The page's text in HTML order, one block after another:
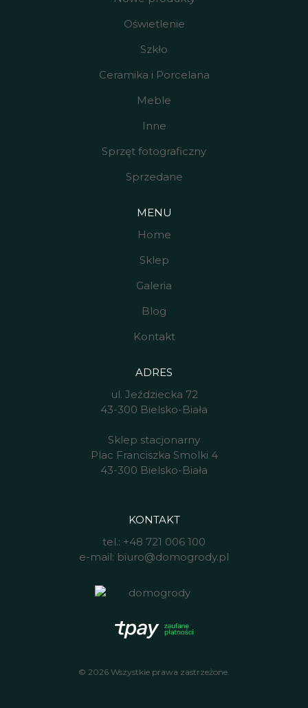
Oświetlenie
Szkło
Ceramika i Porcelana
Meble
Inne
Sprzęt fotograficzny
Sprzedane
MENU
Home
Sklep
Galeria
Blog
Kontakt
ADRES
ul. Jeździecka 72
43-300 Bielsko-Biała
Sklep stacjonarny
Plac Franciszka Smolki 4
43-300 Bielsko-Biała
KONTAKT
tel.: +48 721 006 100
e-mail: biuro@domogrody.pl
© 2026 Wszystkie prawa zastrzeżone.